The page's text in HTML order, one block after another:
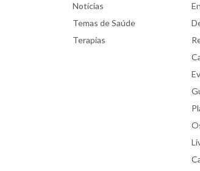
Notícias
Temas de Saúde
Terapias